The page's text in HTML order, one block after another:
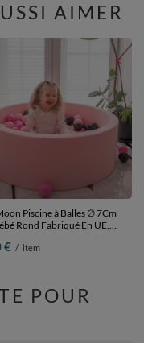
AIMER
Piscine à Balles ∅ 7Cm
Rond Fabriqué En UE,
200 Balles
€ / item
POUR